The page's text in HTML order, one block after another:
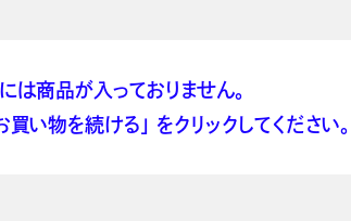
は商品が入っておりません。
い物を続ける」 をクリックしてください。